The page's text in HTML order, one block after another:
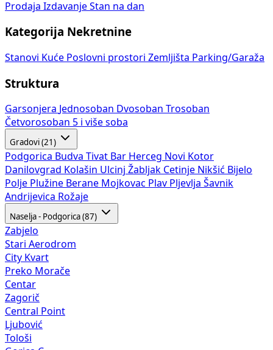
Prodaja Izdavanje Stan na dan
Kategorija Nekretnine
Stanovi Kuće Poslovni prostori Zemljišta Parking/Garaža
Struktura
Garsonjera Jednosoban Dvosoban Trosoban
Četvorosoban 5 i više soba
Gradovi (21)
Podgorica Budva Tivat Bar Herceg Novi Kotor
Danilovgrad Kolašin Ulcinj Žabljak Cetinje Nikšić Bijelo
Polje Plužine Berane Mojkovac Plav Pljevlja Šavnik
Andrijevica Rožaje
Naselja - Podgorica (87)
Zabjelo
Stari Aerodrom
City Kvart
Preko Morače
Centar
Zagorič
Central Point
Ljubović
Tološi